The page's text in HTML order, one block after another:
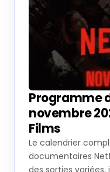
Programme
novembre
Films
Le calendrier
documentaires
des sorties